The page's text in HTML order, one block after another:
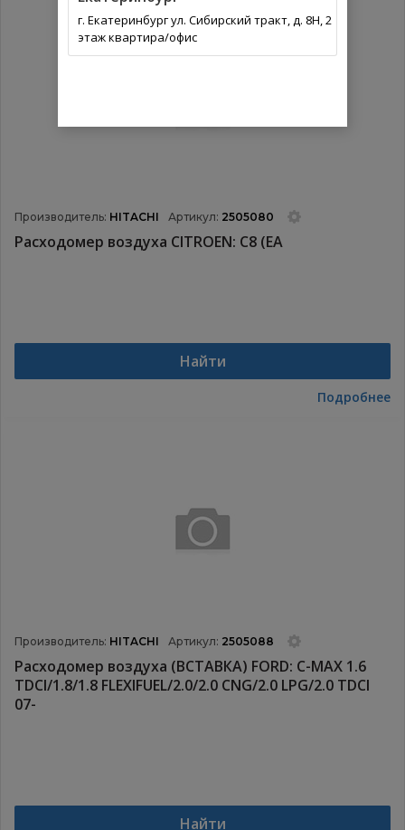
Производитель: HITACHI Артикул: 2505080
Расходомер воздуха CITROEN: C8 (EA
Найти
Подробнее
Производитель: HITACHI Артикул: 2505088
Расходомер воздуха (ВСТАВКА) FORD: C-MAX 1.6
TDCI/1.8/1.8 FLEXIFUEL/2.0/2.0 CNG/2.0 LPG/2.0 TDCI
07-
Найти
г. Екатеринбург ул. Сибирский тракт, д. 8Н, 2
этаж квартира/офис